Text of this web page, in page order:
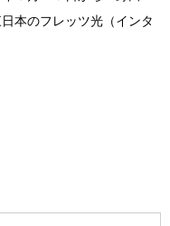
本のフレッツ光（インタ